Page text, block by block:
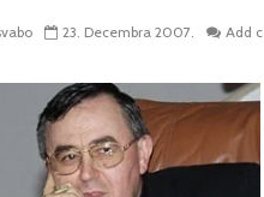
23. Decembra 2007. Add